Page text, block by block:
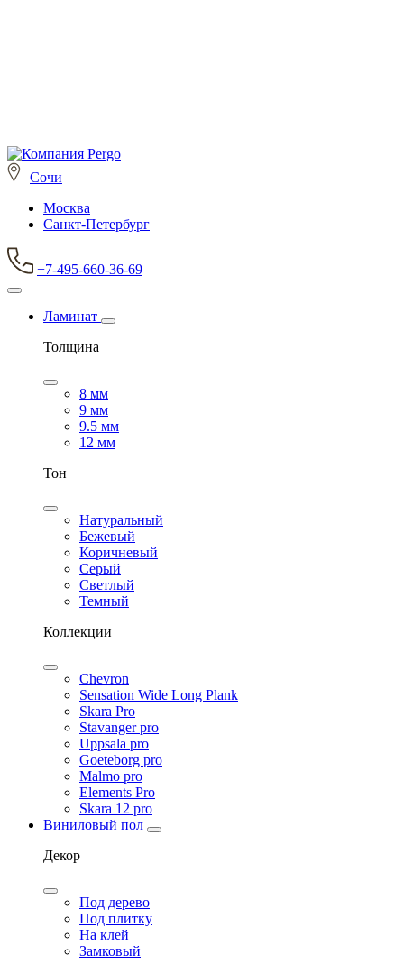
Сочи
Москва
Санкт-Петербург
+7-495-660-36-69
Ламинат
Толщина
8 мм
9 мм
9.5 мм
12 мм
Тон
Натуральный
Бежевый
Коричневый
Серый
Светлый
Темный
Коллекции
Chevron
Sensation Wide Long Plank
Skara Pro
Stavanger pro
Uppsala pro
Goeteborg pro
Malmo pro
Elements Pro
Skara 12 pro
Виниловый пол
Декор
Под дерево
Под плитку
На клей
Замковый